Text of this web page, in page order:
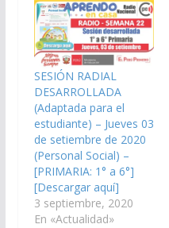
SESIÓN RADIAL
DESARROLLADA
(Adaptada para el
estudiante) – Jueves 03
de setiembre de 2020
(Personal Social) –
[PRIMARIA: 1° a 6°]
[Descargar aquí]
3 septiembre, 2020
En «Actualidad»